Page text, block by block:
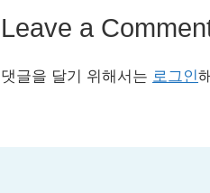
Leave a
댓글을 달기 위해서는 로그인